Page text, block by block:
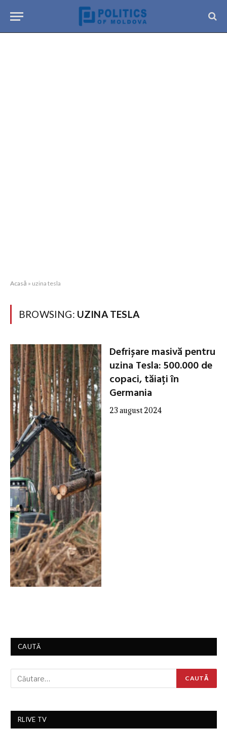
Acasă » uzina tesla
BROWSING: UZINA TESLA
Defrișare masivă pentru
uzina Tesla: 500.000 de
copaci, tăiați în
Germania
23 august 2024
CAUTĂ
RLIVE TV